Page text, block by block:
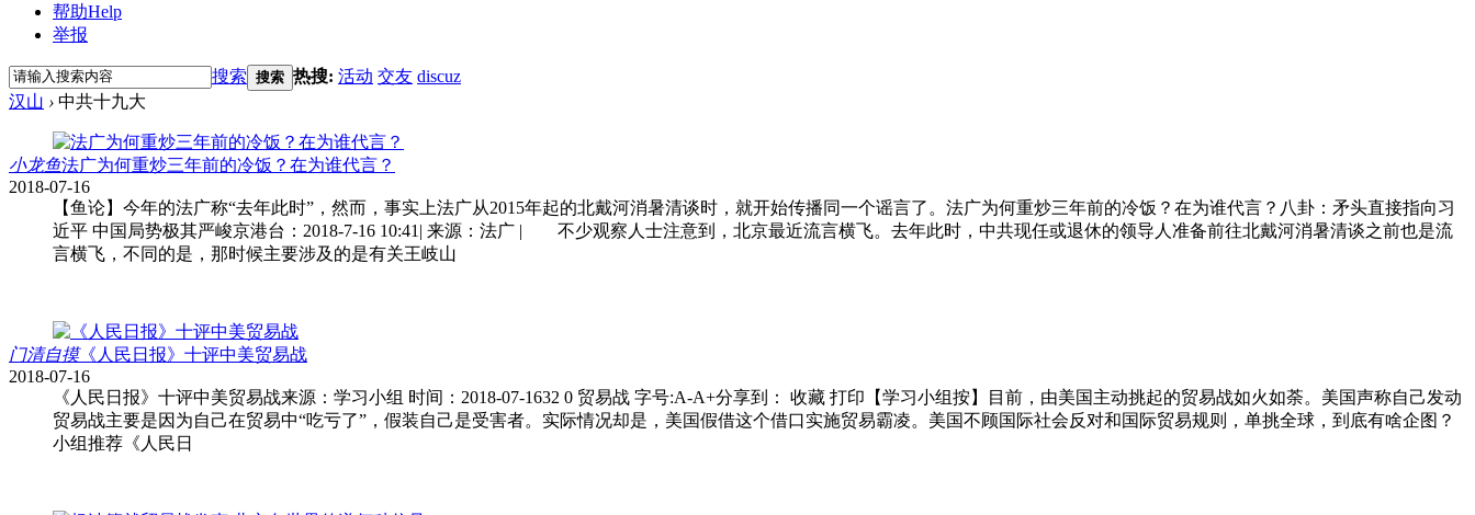
帮助Help
举报
搜索 搜索 热搜: 活动 交友 discuz
汉山 › 中共十九大
小龙鱼法广为何重炒三年前的冷饭？在为谁代言？
2018-07-16
【鱼论】今年的法广称“去年此时”，然而，事实上法广从2015年起的北戴河消暑清谈时，就开始传播同一个谣言了。法广为何重炒三年前的冷饭？在为谁代言？八卦：矛头直接指向习
近平 中国局势极其严峻京港台：2018-7-16 10:41| 来源：法广 | 不少观察人士注意到，北京最近流言横飞。去年此时，中共现任或退休的领导人准备前往北戴河消暑清谈之前也是流
言横飞，不同的是，那时候主要涉及的是有关王岐山
门清自摸《人民日报》十评中美贸易战
2018-07-16
《人民日报》十评中美贸易战来源：学习小组 时间：2018-07-1632 0 贸易战 字号:A-A+分享到： 收藏 打印【学习小组按】目前，由美国主动挑起的贸易战如火如荼。美国声称自己发动
贸易战主要是因为自己在贸易中“吃亏了”，假装自己是受害者。实际情况却是，美国假借这个借口实施贸易霸凌。美国不顾国际社会反对和国际贸易规则，单挑全球，到底有啥企图？
小组推荐《人民日